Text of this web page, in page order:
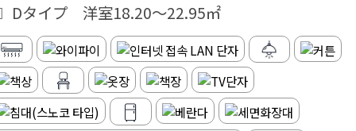
Dタイプ 洋室18.20～22.95㎡